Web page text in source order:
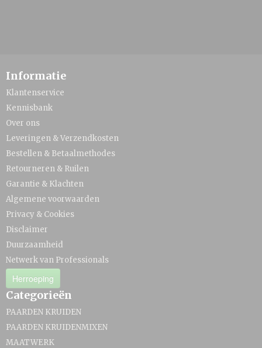
Informatie
Klantenservice
Kennisbank
Over ons
Leveringen & Verzendkosten
Bestellen & Betaalmethodes
Retourneren & Ruilen
Garantie & Klachten
Algemene voorwaarden
Privacy & Cookies
Disclaimer
Duurzaamheid
Netwerk van Professionals
Herroeping
Categorieën
PAARDEN KRUIDEN
PAARDEN KRUIDENMIXEN
MAATWERK